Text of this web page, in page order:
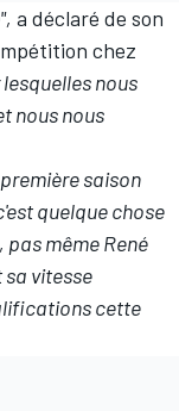
a déclaré de son
chez
nous
nous nous
saison
quelque chose
même René
vitesse
cette